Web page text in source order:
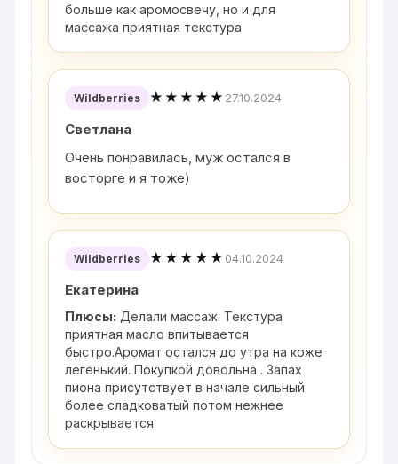
больше как аромосвечу, но и для
массажа приятная текстура
Wildberries ★★★★★ 27.10.2024
Светлана
Очень понравилась, муж остался в
восторге и я тоже)
Wildberries ★★★★★ 04.10.2024
Екатерина
Плюсы: Делали массаж. Текстура
приятная масло впитывается
быстро.Аромат остался до утра на коже
легенький. Покупкой довольна . Запах
пиона присутствует в начале сильный
более сладковатый потом нежнее
раскрывается.